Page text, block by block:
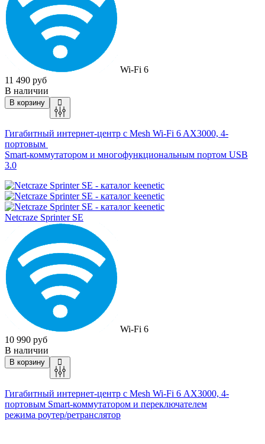
Wi-Fi 6
11 490 руб
В наличии
В корзину
Гигабитный интернет-центр с Mesh Wi-Fi 6 AX3000, 4-
портовым
Smart-коммутатором и многофункциональным портом USB
3.0
Netcraze Sprinter SE
Wi-Fi 6
10 990 руб
В наличии
В корзину
Гигабитный интернет-центр с Mesh Wi-Fi 6 AX3000, 4-
портовым Smart-коммутатором и переключателем
режима роутер/ретранслятор